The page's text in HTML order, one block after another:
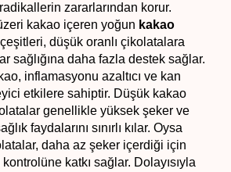
zararlarından korur.
kakao içeren yoğun kakao
çeşitleri, düşük oranlı çikolatalara
sağlığına daha fazla destek sağlar.
inflamasyonu azaltıcı ve kan
etkilere sahiptir. Düşük kakao
genellikle yüksek şeker ve
faydalarını sınırlı kılar. Oysa
daha az şeker içerdiği için
katkı sağlar. Dolayısıyla